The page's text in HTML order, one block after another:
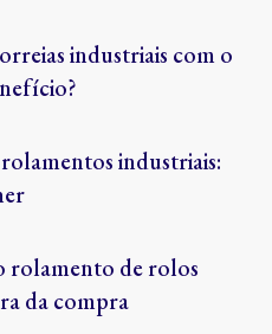
industriais com o
industriais:
rolamento de rolos
da compra